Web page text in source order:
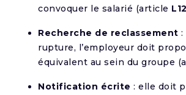
convoquer le salarié (article
Recherche de reclassement :
rupture, l’employeur doit
équivalent au sein du groupe
Notification écrite : elle doit